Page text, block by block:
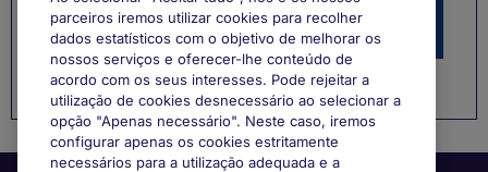
Procura a sua próxima oportunidade?
parceiros iremos utilizar cookies para recolher
dados estatísticos com o objetivo de melhorar os
nossos serviços e oferecer-lhe conteúdo de
acordo com os seus interesses. Pode rejeitar a
utilização de cookies desnecessário ao selecionar a
opção "Apenas necessário". Neste caso, iremos
configurar apenas os cookies estritamente
necessários para a utilização adequada e a